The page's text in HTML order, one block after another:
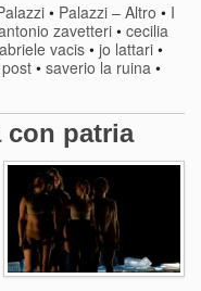
• Palazzi – Altro • I
zavetteri •cecilia
vacis • jo lattari •
• saverio la ruina •
con patria